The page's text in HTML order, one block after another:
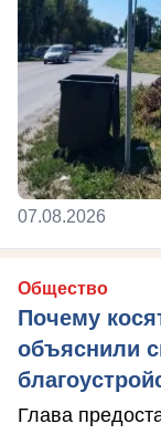
07.08.2026
Общество
Почему
объяснили
Глава